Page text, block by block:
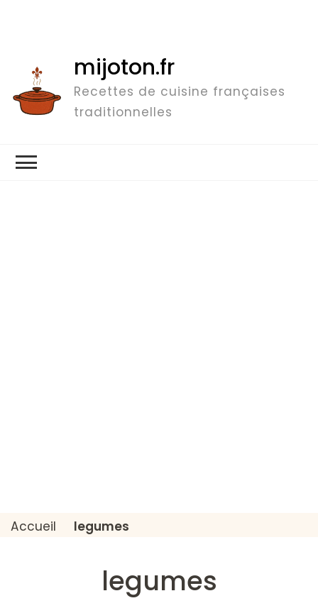
mijoton.fr
Recettes de cuisine françaises
traditionnelles
Accueil legumes
legumes